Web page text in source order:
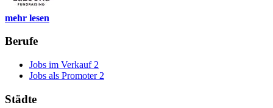
mehr lesen
Berufe
Jobs im Verkauf 2
Jobs als Promoter 2
Städte